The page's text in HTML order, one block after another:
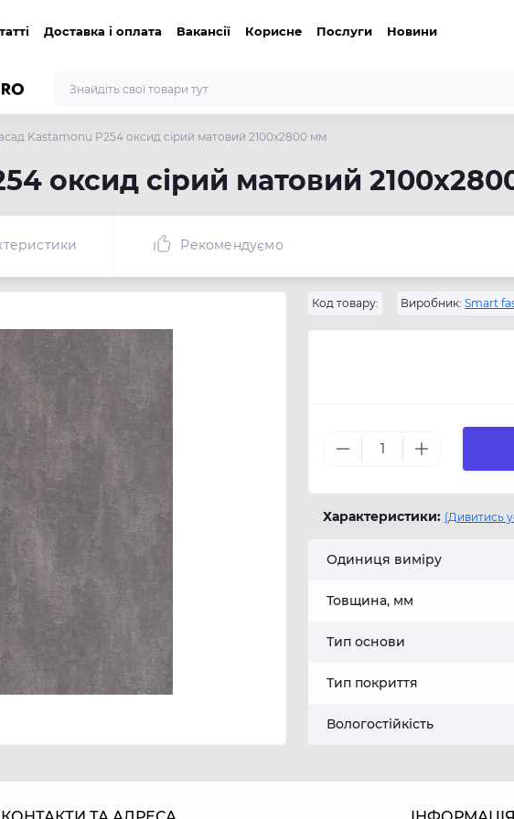
Доставка і оплата Вакансії Корисне Послуги Новини
Kastamonu P254 оксид сірий матовий 2100х2800 мм
оксид сірий матовий
Рекомендуємо
Код товару: Виробник: Smart
Характеристики: (Дивитись
Одиниця виміру
Товщина, мм
Тип основи
Тип покриття
Вологостійкість